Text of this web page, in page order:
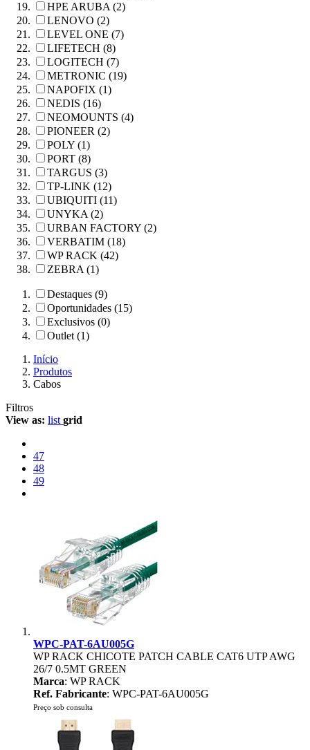
HPE ARUBA (2)
LENOVO (2)
LEVEL ONE (7)
LIFETECH (8)
LOGITECH (7)
METRONIC (19)
NAPOFIX (1)
NEDIS (16)
NEOMOUNTS (4)
PIONEER (2)
POLY (1)
PORT (8)
TARGUS (3)
TP-LINK (12)
UBIQUITI (11)
UNYKA (2)
URBAN FACTORY (2)
VERBATIM (18)
WP RACK (42)
ZEBRA (1)
Destaques (9)
Oportunidades (15)
Exclusivos (0)
Outlet (1)
Início
Produtos
Cabos
Filtros
View as: list grid
47
48
49
WPC-PAT-6AU005G
WP RACK CHICOTE PATCH CABLE CAT6 UTP AWG
26/7 0.5MT GREEN
Marca: WP RACK
Ref. Fabricante: WPC-PAT-6AU005G
Preço sob consulta